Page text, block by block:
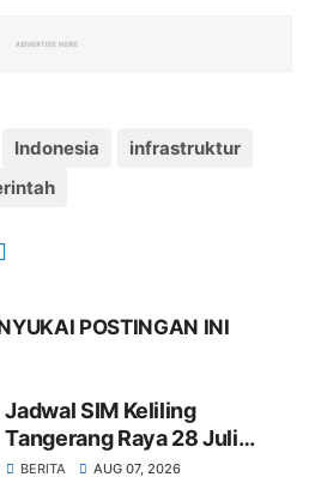
Indonesia
infrastruktur
POSTINGAN INI
Jadwal SIM Keliling
Tangerang Raya 28 Juli
2026: Syarat dan Lokasi
BERITA AUG 07, 2026